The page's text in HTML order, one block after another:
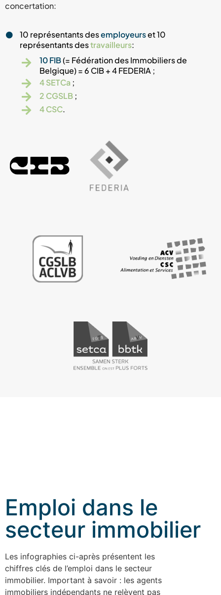
concertation:
10 représentants desemployeurset 10
représentants destravailleurs:
10 FIB(= Fédération des Immobiliers de
Belgique) = 6 CIB + 4 FEDERIA ;
4 SETCa ;
2 CGSLB ;
4 CSC.
Emploi dans le
secteur immobilier
Les infographies ci-après présentent les
chiffres clés de l’emploi dans le secteur
immobilier. Important à savoir : les agents
immobiliers indépendants ne relèvent pas